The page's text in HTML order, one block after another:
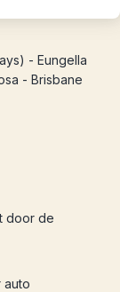
- Eungella
- Brisbane
door de